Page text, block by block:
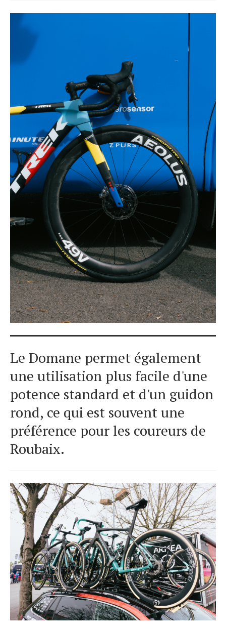
Le Domane permet également
une utilisation plus facile d'une
potence standard et d'un guidon
rond, ce qui est souvent une
préférence pour les coureurs de
Roubaix.